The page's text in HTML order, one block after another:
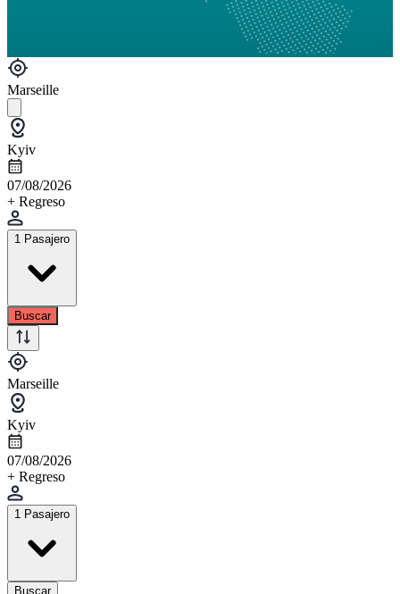
Marseille
Kyiv
07/08/2026
+ Regreso
1 Pasajero
Buscar
Marseille
Kyiv
07/08/2026
+ Regreso
1 Pasajero
Buscar